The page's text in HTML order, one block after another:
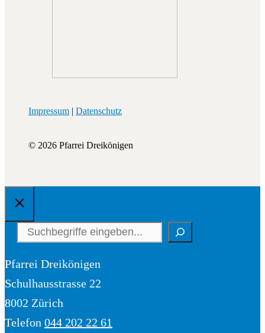
Impressum | Datenschutz
© 2026 Pfarrei Dreikönigen
Schliessen
Suchen
Pfarrei Dreikönigen
Schulhausstrasse 22
8002 Zürich
Telefon 044 202 22 61